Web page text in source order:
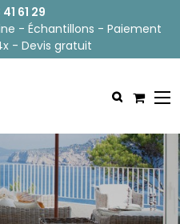
61 29
- Échantillons - Paiement
- Devis gratuit